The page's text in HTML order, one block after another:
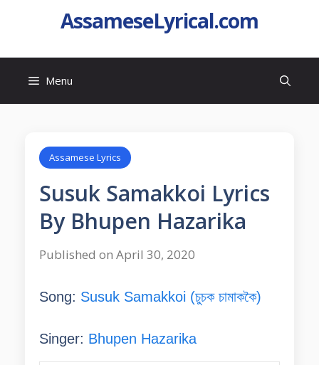
AssameseLyrical.com
Menu
Assamese Lyrics
Susuk Samakkoi Lyrics
By Bhupen Hazarika
Published on April 30, 2020
Song: Susuk Samakkoi (চুচক চামাককৈ)
Singer: Bhupen Hazarika